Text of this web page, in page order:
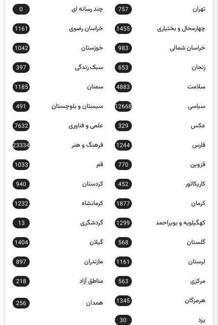
چهارمحال و بختیاری 1455 خراسان رضوی 1161
خراسان شمالی 983 خوزستان 1042
زنجان 653 سبک زندگی 397
سلامت 4883 سمنان 1185
سیاسی 12668 سیستان و بلوچستان 491
عکس 329 علمی و فناوری 7632
فارس 1244 فرهنگ و هنر 23334
قزوین 770 قم 1033
کاریکاتور 452 کردستان 940
کرمان 1877 کرمانشاه 1232
کهگیلویه و بویراحمد 1299 گردشگری 13
گلستان 568 گیلان 1404
لرستان 1161 مازندران 897
مرکزی 563 مناطق آزاد 218
هرمزگان 1345
256
یزد 30